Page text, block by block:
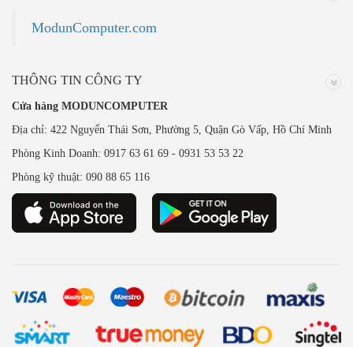
ModunComputer.com
THÔNG TIN CÔNG TY
Cửa hàng MODUNCOMPUTER
Địa chỉ: 422 Nguyển Thái Sơn, Phường 5, Quận Gò Vấp, Hồ Chí Minh
Phòng Kinh Doanh: 0917 63 61 69 - 0931 53 53 22
Phòng kỹ thuật: 090 88 65 116